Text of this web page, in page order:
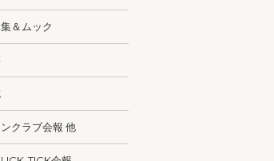
＆ムック
クラブ会報 他